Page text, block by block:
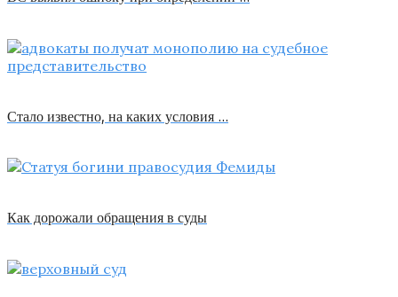
Стало известно, на каких условия …
Как дорожали обращения в суды